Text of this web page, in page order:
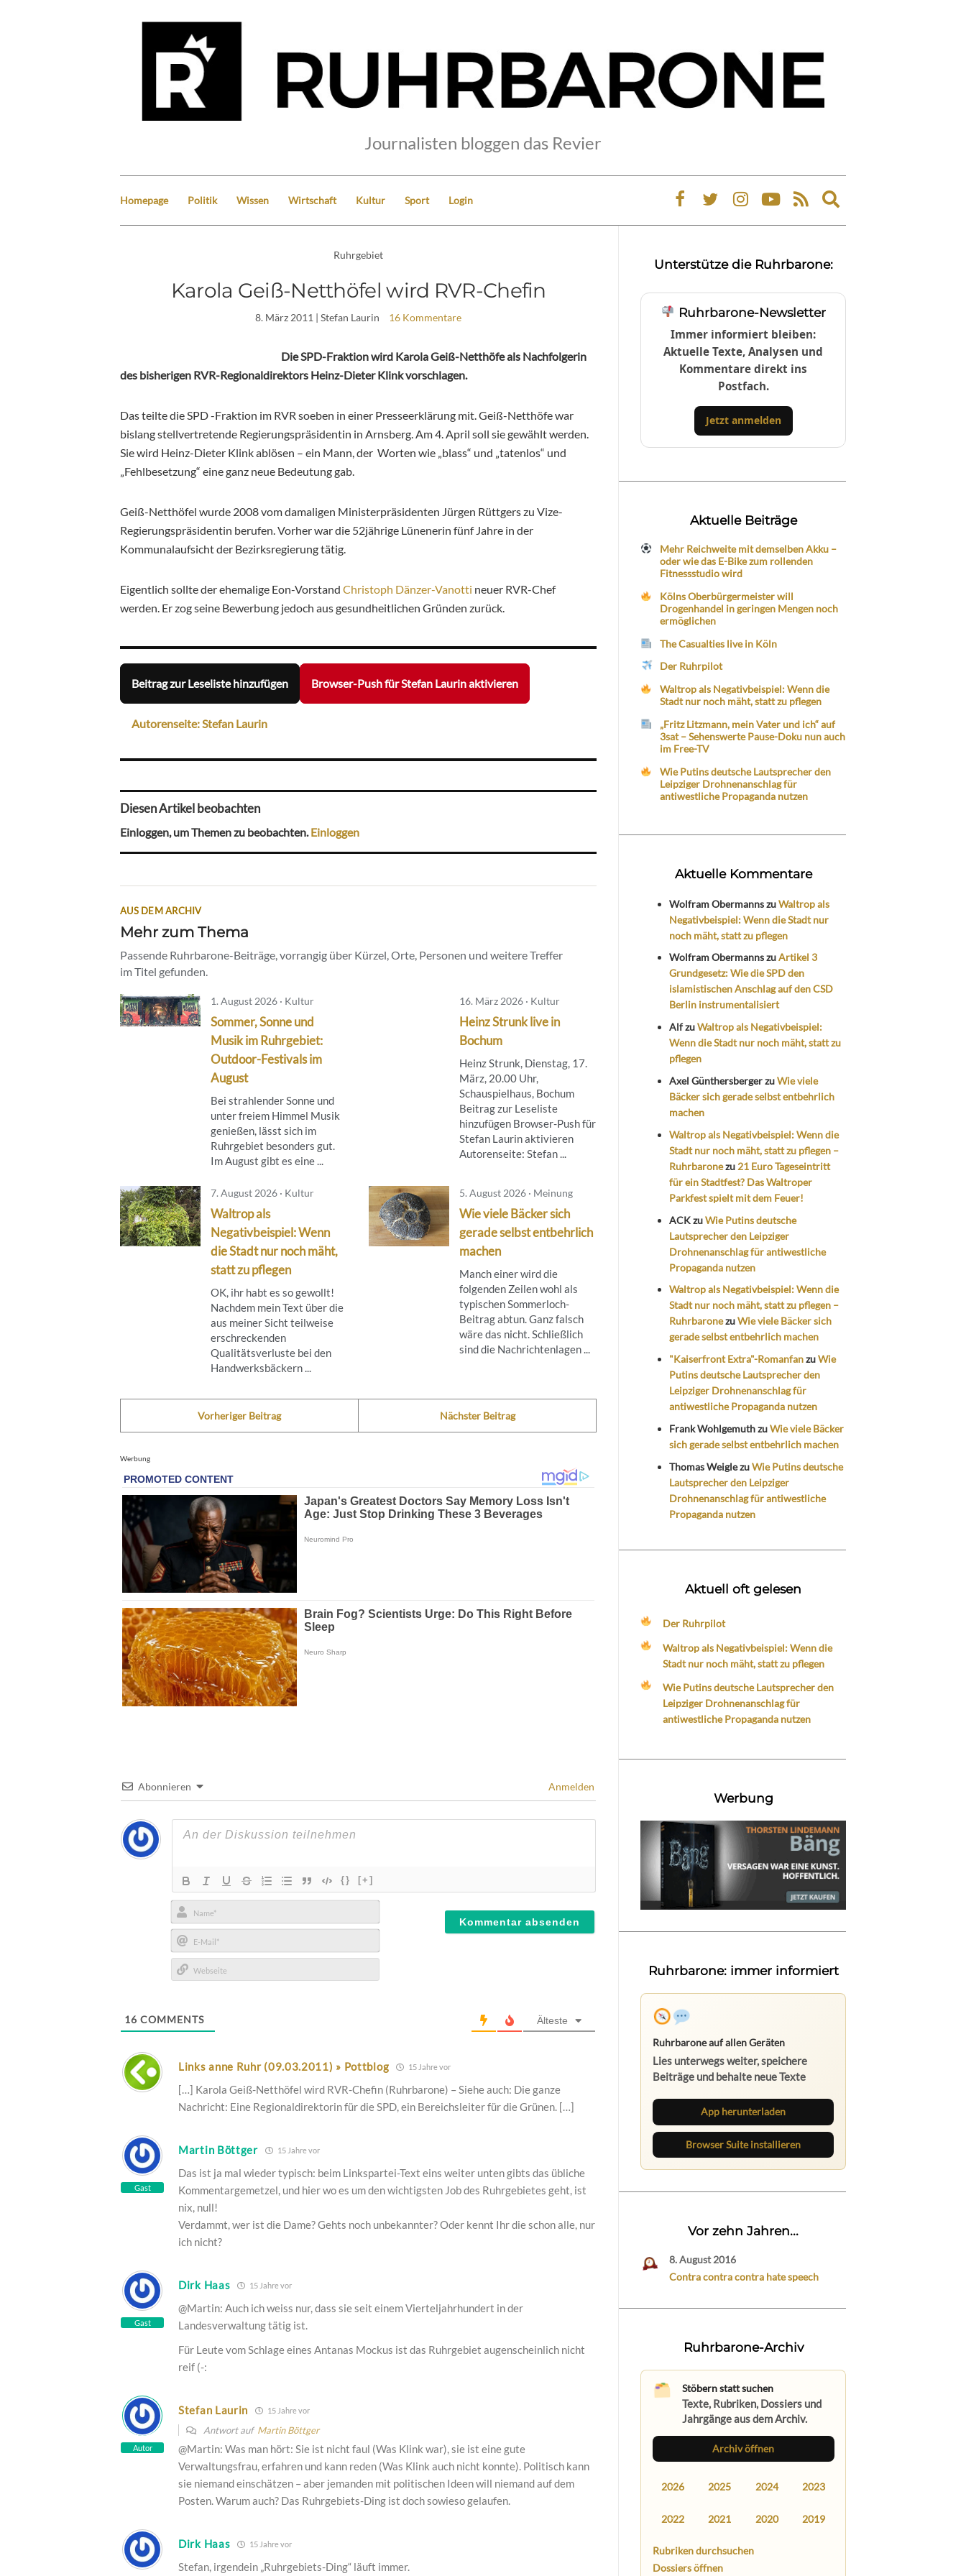
Journalisten bloggen das Revier
Homepage Politik Wissen Wirtschaft Kultur Sport Login
Expand
search
Ruhrgebiet
Karola Geiß-Netthöfel wird RVR-Chefin
8. März 2011 | Stefan Laurin 16 Kommentare
Die SPD-Fraktion wird Karola Geiß-Netthöfe als Nachfolgerin
des bisherigen RVR-Regionaldirektors Heinz-Dieter Klink vorschlagen.
Das teilte die SPD -Fraktion im RVR soeben in einer Presseerklärung mit. Geiß-Netthöfe war
bislang stellvertretende Regierungspräsidentin in Arnsberg. Am 4. April soll sie gewählt werden.
Sie wird Heinz-Dieter Klink ablösen – ein Mann, der Worten wie „blass“ und „tatenlos“ und
„Fehlbesetzung“ eine ganz neue Bedeutung gab.
Geiß-Netthöfel wurde 2008 vom damaligen Ministerpräsidenten Jürgen Rüttgers zu Vize-
Regierungspräsidentin berufen. Vorher war die 52jährige Lünenerin fünf Jahre in der
Kommunalaufsicht der Bezirksregierung tätig.
Eigentlich sollte der ehemalige Eon-Vorstand Christoph Dänzer-Vanotti neuer RVR-Chef
werden. Er zog seine Bewerbung jedoch aus gesundheitlichen Gründen zurück.
Beitrag zur Leseliste hinzufügen Browser-Push für Stefan Laurin aktivieren
Autorenseite: Stefan Laurin
Diesen Artikel beobachten
Einloggen, um Themen zu beobachten.Einloggen
AUS DEM ARCHIV
Mehr zum Thema
Passende Ruhrbarone-Beiträge, vorrangig über Kürzel, Orte, Personen und weitere Treffer
im Titel gefunden.
1. August 2026 · Kultur
Sommer, Sonne und
Musik im Ruhrgebiet:
Outdoor-Festivals im
August
Bei strahlender Sonne und
unter freiem Himmel Musik
genießen, lässt sich im
Ruhrgebiet besonders gut.
Im August gibt es eine ...
16. März 2026 · Kultur
Heinz Strunk live in
Bochum
Heinz Strunk, Dienstag, 17.
März, 20.00 Uhr,
Schauspielhaus, Bochum
Beitrag zur Leseliste
hinzufügen Browser-Push für
Stefan Laurin aktivieren
Autorenseite: Stefan ...
7. August 2026 · Kultur
Waltrop als
Negativbeispiel: Wenn
die Stadt nur noch mäht,
statt zu pflegen
OK, ihr habt es so gewollt!
Nachdem mein Text über die
aus meiner Sicht teilweise
erschreckenden
Qualitätsverluste bei den
Handwerksbäckern ...
5. August 2026 · Meinung
Wie viele Bäcker sich
gerade selbst entbehrlich
machen
Manch einer wird die
folgenden Zeilen wohl als
typischen Sommerloch-
Beitrag abtun. Ganz falsch
wäre das nicht. Schließlich
sind die Nachrichtenlagen ...
Vorheriger Beitrag Nächster Beitrag
Werbung
Abonnieren Anmelden
{} [+]
Name*
E-
Mail*
16 COMMENTS Älteste
Links anne Ruhr (09.03.2011) » Pottblog 15 Jahre vor
[…] Karola Geiß-Netthöfel wird RVR-Chefin (Ruhrbarone) – Siehe auch: Die ganze
Nachricht: Eine Regionaldirektorin für die SPD, ein Bereichsleiter für die Grünen. […]
Gast
Martin Böttger 15 Jahre vor
Das ist ja mal wieder typisch: beim Linkspartei-Text eins weiter unten gibts das übliche
Kommentargemetzel, und hier wo es um den wichtigsten Job des Ruhrgebietes geht, ist
nix, null!
Verdammt, wer ist die Dame? Gehts noch unbekannter? Oder kennt Ihr die schon alle, nur
ich nicht?
Gast
Dirk Haas 15 Jahre vor
@Martin: Auch ich weiss nur, dass sie seit einem Vierteljahrhundert in der
Landesverwaltung tätig ist.
Für Leute vom Schlage eines Antanas Mockus ist das Ruhrgebiet augenscheinlich nicht
reif (-:
Autor
Stefan Laurin 15 Jahre vor
Antwort auf Martin Böttger
@Martin: Was man hört: Sie ist nicht faul (Was Klink war), sie ist eine gute
Verwaltungsfrau, erfahren und kann reden (Was Klink auch nicht konnte). Politisch kann
sie niemand einschätzen – aber jemanden mit politischen Ideen will niemand auf dem
Posten. Warum auch? Das Ruhrgebiets-Ding ist doch sowieso gelaufen.
Dirk Haas 15 Jahre vor
Stefan, irgendein „Ruhrgebiets-Ding“ läuft immer.
Unterstütze die Ruhrbarone:
Ruhrbarone-Newsletter
Immer informiert bleiben:
Aktuelle Texte, Analysen und
Kommentare direkt ins
Postfach.
Jetzt anmelden
Aktuelle Beiträge
Mehr Reichweite mit demselben Akku –
oder wie das E-Bike zum rollenden
Fitnessstudio wird
Kölns Oberbürgermeister will
Drogenhandel in geringen Mengen noch
ermöglichen
The Casualties live in Köln
Der Ruhrpilot
Waltrop als Negativbeispiel: Wenn die
Stadt nur noch mäht, statt zu pflegen
„Fritz Litzmann, mein Vater und ich“ auf
3sat – Sehenswerte Pause-Doku nun auch
im Free-TV
Wie Putins deutsche Lautsprecher den
Leipziger Drohnenanschlag für
antiwestliche Propaganda nutzen
Aktuelle Kommentare
Wolfram ObermannszuWaltrop als
Negativbeispiel: Wenn die Stadt nur
noch mäht, statt zu pflegen
Wolfram ObermannszuArtikel 3
Grundgesetz: Wie die SPD den
islamistischen Anschlag auf den CSD
Berlin instrumentalisiert
AlfzuWaltrop als Negativbeispiel:
Wenn die Stadt nur noch mäht, statt zu
pflegen
Axel GünthersbergerzuWie viele
Bäcker sich gerade selbst entbehrlich
machen
Waltrop als Negativbeispiel: Wenn die
Stadt nur noch mäht, statt zu pflegen –
Ruhrbaronezu 21 Euro Tageseintritt
für ein Stadtfest? Das Waltroper
Parkfest spielt mit dem Feuer!
ACKzuWie Putins deutsche
Lautsprecher den Leipziger
Drohnenanschlag für antiwestliche
Propaganda nutzen
Waltrop als Negativbeispiel: Wenn die
Stadt nur noch mäht, statt zu pflegen –
RuhrbaronezuWie viele Bäcker sich
gerade selbst entbehrlich machen
"Kaiserfront Extra"-RomanfanzuWie
Putins deutsche Lautsprecher den
Leipziger Drohnenanschlag für
antiwestliche Propaganda nutzen
Frank WohlgemuthzuWie viele Bäcker
sich gerade selbst entbehrlich machen
Thomas WeiglezuWie Putins deutsche
Lautsprecher den Leipziger
Drohnenanschlag für antiwestliche
Propaganda nutzen
Aktuell oft gelesen
Der Ruhrpilot
Waltrop als Negativbeispiel: Wenn die
Stadt nur noch mäht, statt zu pflegen
Wie Putins deutsche Lautsprecher den
Leipziger Drohnenanschlag für
antiwestliche Propaganda nutzen
Werbung
Ruhrbarone: immer informiert
Ruhrbarone auf allen Geräten
Lies unterwegs weiter, speichere
Beiträge und behalte neue Texte
App herunterladen
Browser Suite installieren
Vor zehn Jahren...
8. August 2016
Contra contra contra hate speech
Ruhrbarone-Archiv
Stöbern statt suchen
Texte, Rubriken, Dossiers und
Jahrgänge aus dem Archiv.
Archiv öffnen
2026 2025 2024 2023
2022 2021 2020 2019
Rubriken durchsuchen
Dossiers öffnen